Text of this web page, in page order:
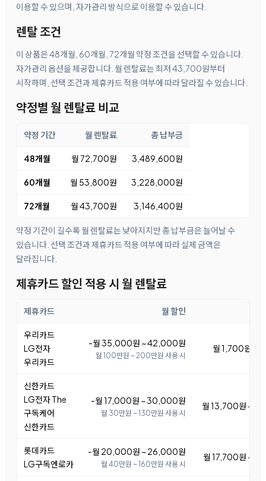
이용할 수 있으며, 자가관리 방식으로 이용할 수 있습니다.
렌탈 조건
이 상품은 48개월, 60개월, 72개월 약정 조건을 선택할 수 있습니다.
자가관리 옵션을 제공합니다. 월 렌탈료는 최저 43,700원부터
시작하며, 선택 조건과 제휴카드 적용 여부에 따라 달라질 수 있습니다.
약정별 월 렌탈료 비교
약정 기간 월 렌탈료 총 납부금
48개월 월 72,700원 3,489,600원
60개월 월 53,800원 3,228,000원
72개월 월 43,700원 3,146,400원
약정 기간이 길수록 월 렌탈료는 낮아지지만 총 납부금은 늘어날 수
있습니다. 선택 조건과 제휴카드 적용 여부에 따라 실제 금액은
달라집니다.
제휴카드 할인 적용 시 월 렌탈료
제휴카드 월 할인
우리카드
LG전자
우리카드
-월 35,000원 ~ 42,000원
월 100만원 ~ 200만원 사용 시
월 1,700원 ~
신한카드
LG전자 The
구독케어
신한카드
-월 17,000원 ~ 30,000원
월 30만원 ~ 130만원 사용 시
월 13,700원 ~
롯데카드
LG구독엔로카
-월 20,000원 ~ 26,000원
월 40만원 ~ 160만원 사용 시
월 17,700원 ~